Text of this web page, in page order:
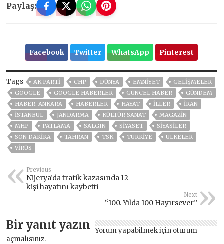
Paylaş:
Facebook Twitter WhatsApp Pinterest
Tags AK PARTİ CHP DÜNYA EMNİYET
GELIŞMELER
GOOGLE
GOOGLE HABERLER GÜNCEL HABER
GÜNDEM
HABER. ANKARA
HABERLER HAYAT İLLER
IRAN
ISTANBUL
JANDARMA KÜLTÜR SANAT
MAGAZİN
MHP
PATLAMA SALGIN SİYASET
SİYASİLER
SON DAKIKA
TAHRAN TSK TÜRKİYE
ÜLKELER
VIRÜS
Previous
Nijerya’da trafik kazasında 12
kişi hayatını kaybetti
Next
“100. Yılda 100 Hayırsever”
Bir yanıt yazın Yorum yapabilmek için oturum
açmalısınız.